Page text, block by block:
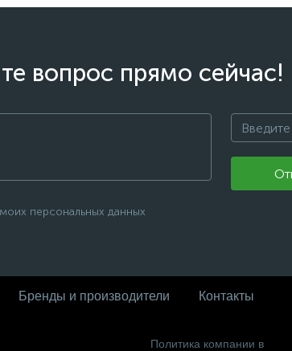
вопрос прямо сейчас!
персональных данных
Бренды и производители Контакты
Политика компании в